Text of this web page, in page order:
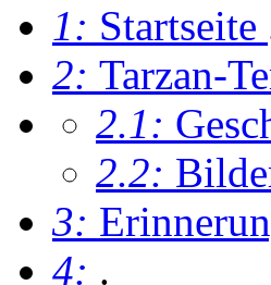
1: Startseite
2: Tarzan-
2.1:
2.2:
3:
4: .